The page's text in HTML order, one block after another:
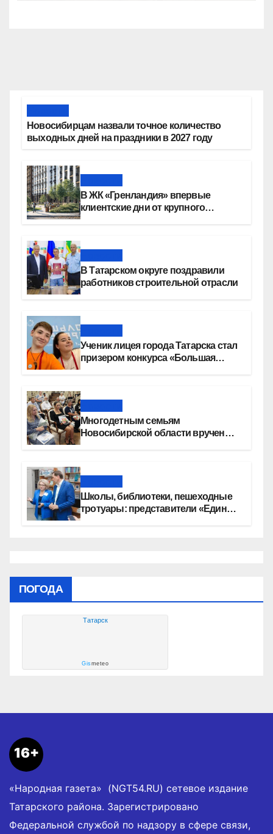
Новосибирцам назвали точное количество
выходных дней на праздники в 2027 году
В ЖК «Гренландия» впервые
клиентские дни от крупного
В Татарском округе поздравили
работников строительной отрасли
Ученик лицея города Татарска стал
призером конкурса «Большая
Многодетным семьям
Новосибирской области вручены
Школы, библиотеки, пешеходные
тротуары: представители «Единой
ПОГОДА
Татарск
Gismeteo
16+
«Народная газета» (NGT54.RU) сетевое издание
Татарского района. Зарегистрировано
Федеральной службой по надзору в сфере связи,